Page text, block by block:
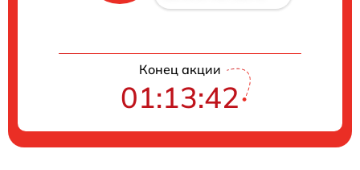
Конец акции
01:13:41